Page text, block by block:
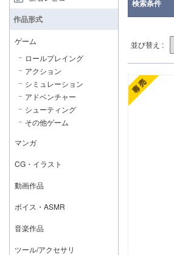
検索条件
並び替え :
作品形式
ゲーム
ロールプレイング
アクション
シミュレーション
アドベンチャー
シューティング
その他ゲーム
マンガ
CG・イラスト
動画作品
ボイス・ASMR
音楽作品
ツール/アクセサリ